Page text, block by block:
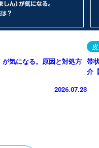
気になる。原因と対処方
2026.07.23
帯
介